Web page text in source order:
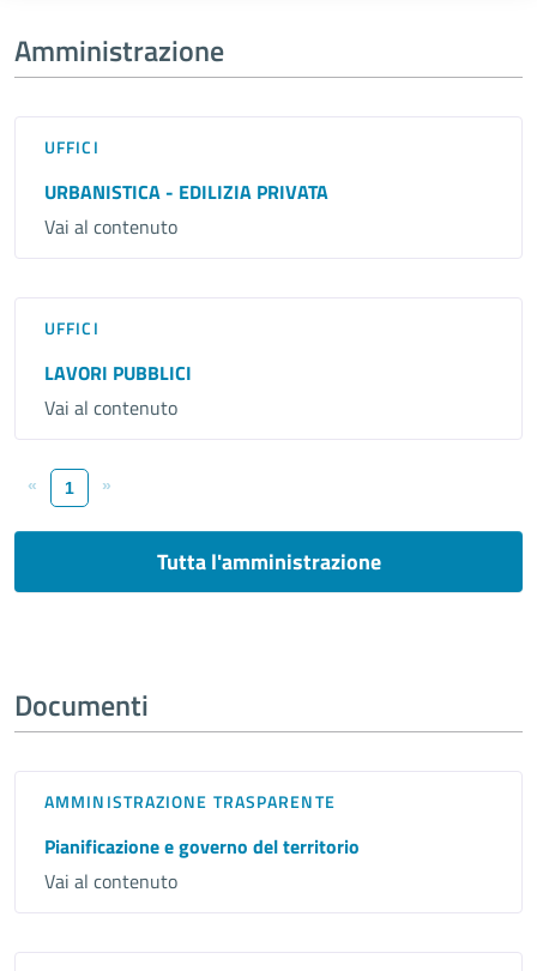
Amministrazione
UFFICI
URBANISTICA - EDILIZIA PRIVATA
Vai al contenuto
UFFICI
LAVORI PUBBLICI
Vai al contenuto
« 1 »
Tutta l'amministrazione
Documenti
AMMINISTRAZIONE TRASPARENTE
Pianificazione e governo del territorio
Vai al contenuto